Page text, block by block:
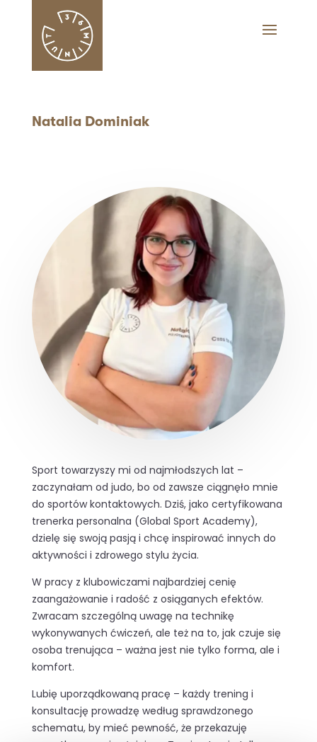
Natalia Dominiak
Sport towarzyszy mi od najmłodszych lat –
zaczynałam od judo, bo od zawsze ciągnęło mnie
do sportów kontaktowych. Dziś, jako certyfikowana
trenerka personalna (Global Sport Academy),
dzielę się swoją pasją i chcę inspirować innych do
aktywności i zdrowego stylu życia.
W pracy z klubowiczami najbardziej cenię
zaangażowanie i radość z osiąganych efektów.
Zwracam szczególną uwagę na technikę
wykonywanych ćwiczeń, ale też na to, jak czuje się
osoba trenująca – ważna jest nie tylko forma, ale i
komfort.
Lubię uporządkowaną pracę – każdy trening i
konsultację prowadzę według sprawdzonego
schematu, by mieć pewność, że przekazuję